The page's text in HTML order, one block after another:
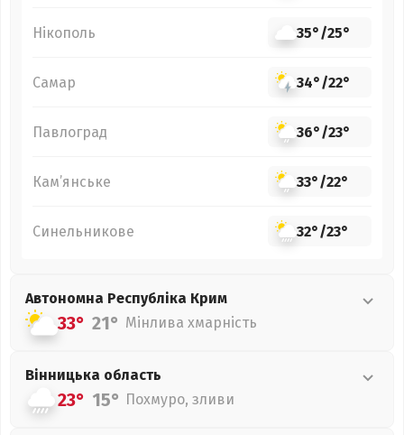
Нікополь 35°/25°
Самар 34°/22°
Павлоград 36°/23°
Кам’янське 33°/22°
Синельникове 32°/23°
Автономна Республіка Крим
33° 21° Мінлива хмарність
Вінницька область
23° 15° Похмуро, зливи